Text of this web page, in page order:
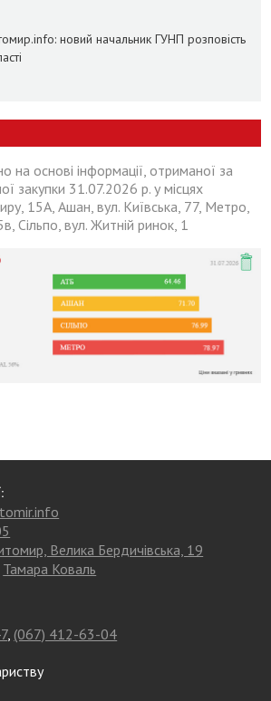
новий начальник ГУНП розповість
на основі інформації, отриманої за
закупки 31.07.2026 р. у місцях
15А, Ашан, вул. Київська, 77, Метро,
Сільпо, вул. Житній ринок, 1
Велика Бердичівська, 19
Тамара Коваль
, (067) 412-63-04